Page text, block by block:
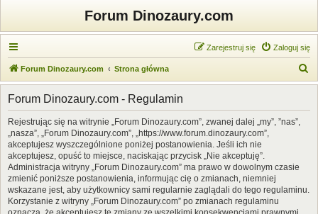
Forum Dinozaury.com
Zaloguj się
Zarejestruj się
Forum Dinozaury.com Strona główna
z
Forum Dinozaury.com - Regulamin
Rejestrując się na witrynie „Forum Dinozaury.com”, zwanej dalej „my”, ”nas”,
„nasza”, „Forum Dinozaury.com”, „https://www.forum.dinozaury.com”,
akceptujesz wyszczególnione poniżej postanowienia. Jeśli ich nie
akceptujesz, opuść to miejsce, naciskając przycisk „Nie akceptuję”.
Administracja witryny „Forum Dinozaury.com” ma prawo w dowolnym czasie
zmienić poniższe postanowienia, informując cię o zmianach, niemniej
wskazane jest, aby użytkownicy sami regularnie zaglądali do tego regulaminu.
Korzystanie z witryny „Forum Dinozaury.com” po zmianach regulaminu